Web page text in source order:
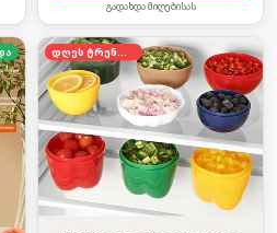
გადახდა მიღებისას
დღეს ტრენდში